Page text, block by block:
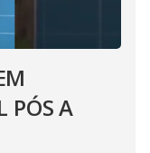
PÓS A